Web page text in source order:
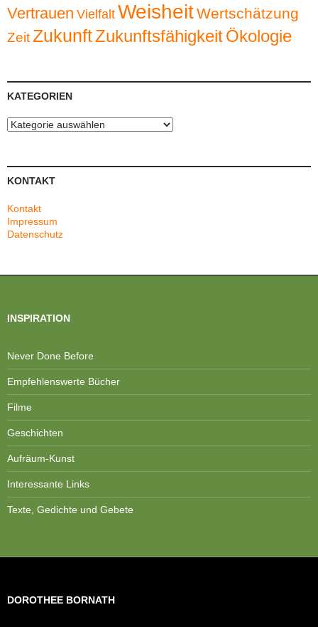
Vertrauen Vielfalt WeisheitWertschätzung
ZeitZukunftZukunftsfähigkeitÖkologie
KATEGORIEN
Kategorien
KONTAKT
Kontakt
Impressum
Datenschutz
INSPIRATION
Never Done Before
Empfehlenswerte Bücher
Filme
Geschichten
Aufräum-Kunst
Interessante Links
Texte, Gedichte und Gebete
DOROTHEE BORNATH